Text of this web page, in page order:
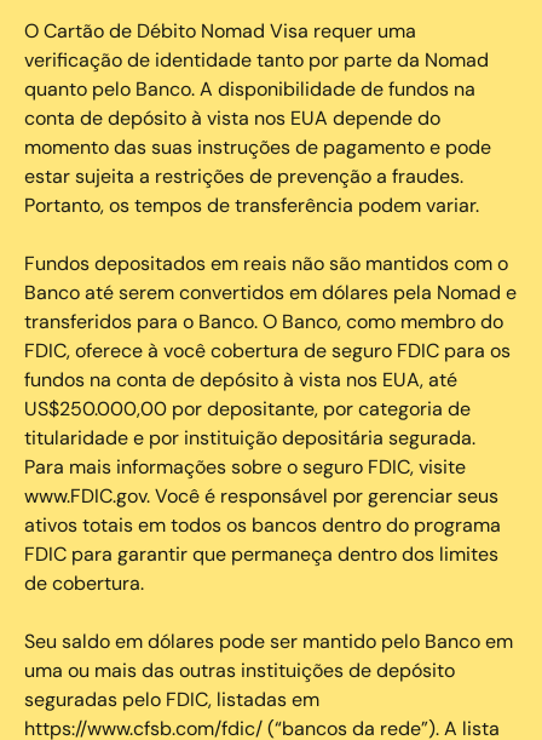
O Cartão de Débito Nomad Visa requer uma
verificação de identidade tanto por parte da Nomad
quanto pelo Banco. A disponibilidade de fundos na
conta de depósito à vista nos EUA depende do
momento das suas instruções de pagamento e pode
estar sujeita a restrições de prevenção a fraudes.
Portanto, os tempos de transferência podem variar.
Fundos depositados em reais não são mantidos com o
Banco até serem convertidos em dólares pela Nomad e
transferidos para o Banco. O Banco, como membro do
FDIC, oferece à você cobertura de seguro FDIC para os
fundos na conta de depósito à vista nos EUA, até
US$250.000,00 por depositante, por categoria de
titularidade e por instituição depositária segurada.
Para mais informações sobre o seguro FDIC, visite
www.FDIC.gov. Você é responsável por gerenciar seus
ativos totais em todos os bancos dentro do programa
FDIC para garantir que permaneça dentro dos limites
de cobertura.
Seu saldo em dólares pode ser mantido pelo Banco em
uma ou mais das outras instituições de depósito
seguradas pelo FDIC, listadas em
https://www.cfsb.com/fdic/ (“bancos da rede”). A lista